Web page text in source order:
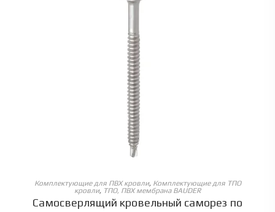
ОБЕРІТЬ ОПЦІЇ
Комплектующие для ПВХ кровли, Комплектующие для ТПО
кровли, ТПО, ПВХ мембрана BAUDER
Самосверлящий кровельный саморез по